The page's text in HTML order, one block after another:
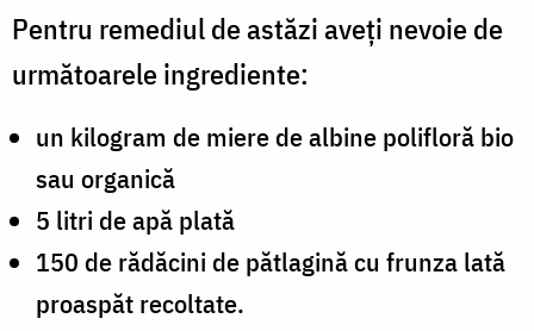
Pentru remediul de astăzi aveți nevoie de
următoarele ingrediente:
un kilogram de miere de albine polifloră bio
sau organică
5 litri de apă plată
150 de rădăcini de pătlagină cu frunza lată
proaspăt recoltate.